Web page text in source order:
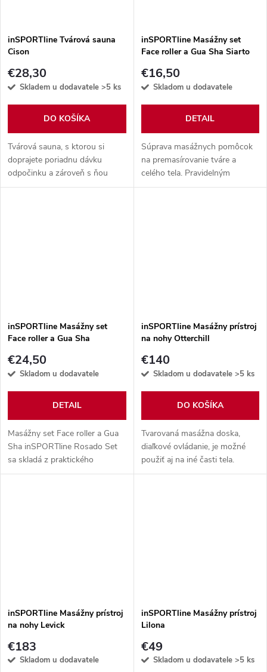
inSPORTline Tvárová sauna
Cison
€28,30
Skladem u dodavatele >5 ks
DO KOŠÍKA
Tvárová sauna, s ktorou si
doprajete poriadnu dávku
odpočinku a zároveň s ňou
dosiahnete hĺbkovú hydratáciu
inSPORTline Masážny set
Face roller a Gua Sha Siarto
€16,50
Skladom u dodavatele
DETAIL
Súprava masážnych pomôcok
na premasírovanie tváre a
celého tela. Pravidelným
užívaním docielite kvalitnejší
inSPORTline Masážny set
Face roller a Gua Sha
€24,50
Skladom u dodavatele
DETAIL
Masážny set Face roller a Gua
Sha inSPORTline Rosado Set
sa skladá z praktického
masážneho valčeka a kameňa z
inSPORTline Masážny prístroj
na nohy Otterchill
€140
Skladom u dodavatele >5 ks
DO KOŠÍKA
Tvarovaná masážna doska,
diaľkové ovládanie, je možné
použiť aj na iné časti tela.
inSPORTline Masážny prístroj
na nohy Levick
€183
Skladom u dodavatele
inSPORTline Masážny prístroj
Lilona
€49
Skladom u dodavatele >5 ks